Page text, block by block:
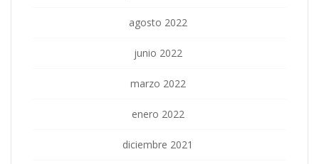
agosto 2022
junio 2022
marzo 2022
enero 2022
diciembre 2021